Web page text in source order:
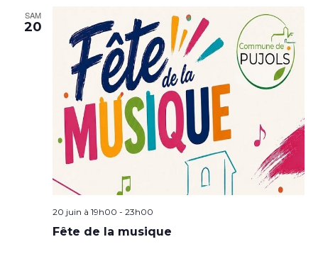
SAM
20
20 juin à 19h00 - 23h00
Fête de la musique